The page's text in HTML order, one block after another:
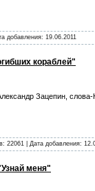
добавления: 19.06.2011
кораблей"
Зацепин,
22061 | Дата добавления:
меня"